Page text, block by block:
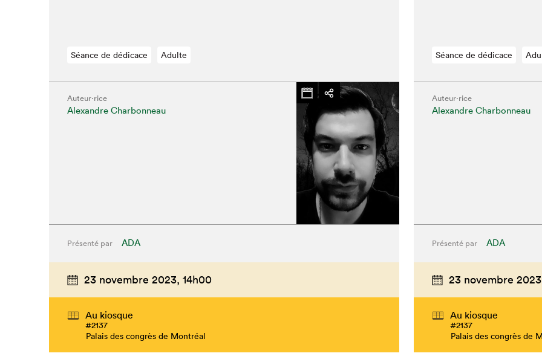
Que cherchez-vous?
Séance de dédicace Adulte
Auteur·rice
Alexandre Charbonneau
Présenté par ADA
23 novembre 2023, 14h00
Au kiosque
#2137
Palais des congrès de Montréal
Séance de dédicace
Auteur·rice
Alexandre Charbonneau
Présenté par ADA
23 novembre
Au kiosque
#2137
Palais des congrès de